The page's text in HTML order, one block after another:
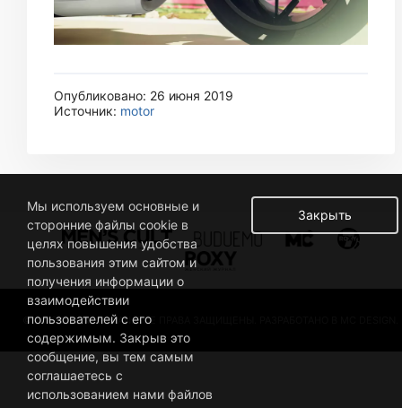
Опубликовано: 26 июня 2019
Источник: motor
© 2019 BUSINESSMAN. ВСЕ ПРАВА ЗАЩИЩЕНЫ. РАЗРАБОТАНО В MC DESIGN.
Закрыть
Мы используем основные и
сторонние файлы cookie в
целях повышения удобства
пользования этим сайтом и
получения информации о
взаимодействии
пользователей с его
содержимым. Закрыв это
сообщение, вы тем самым
соглашаетесь с
использованием нами файлов